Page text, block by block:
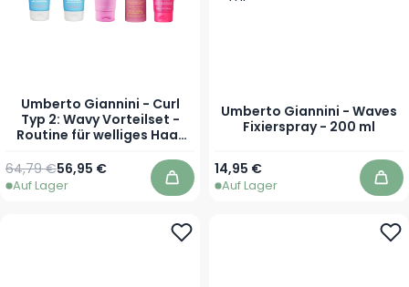
Umberto Giannini - Curl
Typ 2: Wavy Vorteilset -
Routine für welliges Haar
Sprungkraft
56,95 €
64,79 €
Auf Lager In den Warenkorb
Umberto Giannini - Waves
Fixierspray - 200 ml
14,95 €
Auf Lager In